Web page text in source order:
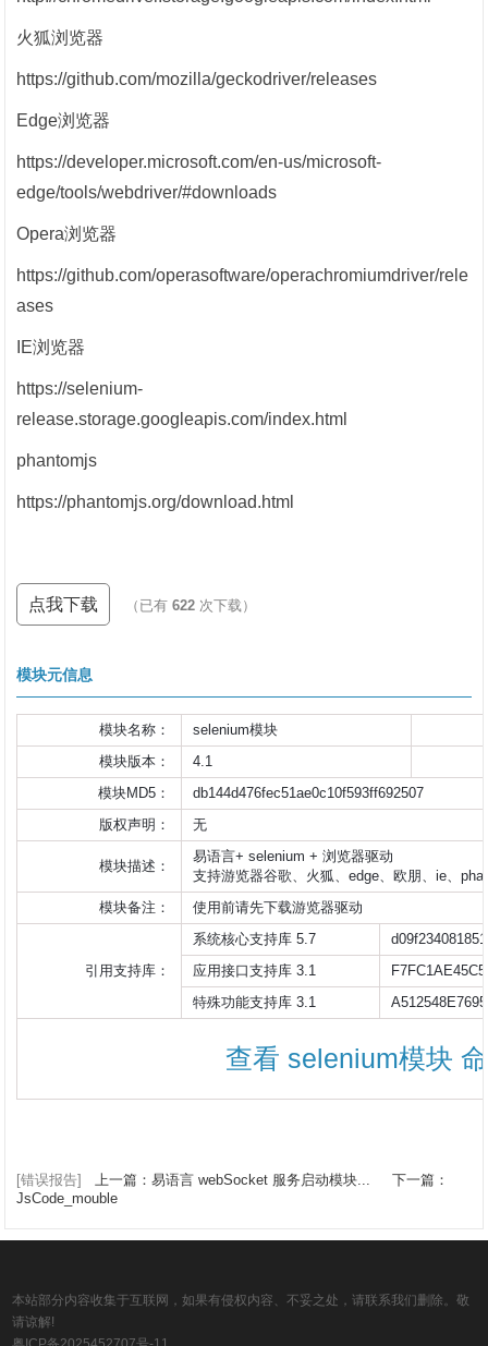
火狐浏览器
https://github.com/mozilla/geckodriver/releases
Edge浏览器
https://developer.microsoft.com/en-us/microsoft-
edge/tools/webdriver/#downloads
Opera浏览器
https://github.com/operasoftware/operachromiumdriver/rele
ases
IE浏览器
https://selenium-
release.storage.googleapis.com/index.html
phantomjs
https://phantomjs.org/download.html
点我下载 （已有622 次下载）
模块元信息
模块名称：
selenium模块
模块版本：
4.1
模块MD5：
db144d476fec51ae0c10f593ff692507
版权声明：
无
模块描述：
易语言+ selenium + 浏览器驱动
支持游览器谷歌、火狐、edge、欧朋、ie、
模块备注：
使用前请先下载游览器驱动
引用支持库：
系统核心支持库 5.7
应用接口支持库 3.1
特殊功能支持库 3.1
查看 selenium模块
[错误报告] 上一篇：易语言 webSocket 服务启动模块...
下一篇：
JsCode_mouble
本站部分内容收集于互联网，如果有侵权内容、不妥之处，请联系我们删除。敬
请谅解!